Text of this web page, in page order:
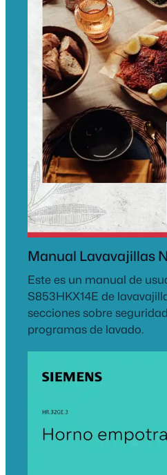
Manual Lavavajillas
Este es un manual de
S853HKX14E de
secciones sobre
programas de lavado.